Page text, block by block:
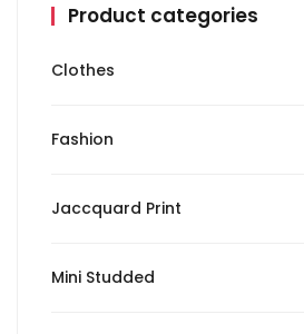
Product categories
Clothes
Fashion
Jaccquard Print
Mini Studded